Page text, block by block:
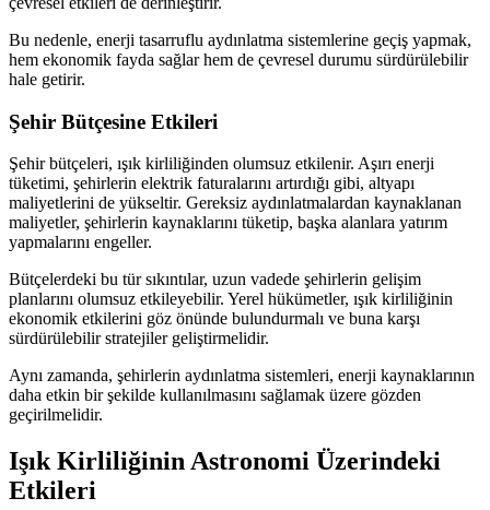
Bu nedenle, enerji tasarruflu aydınlatma sistemlerine geçiş yapmak,
hem ekonomik fayda sağlar hem de çevresel durumu sürdürülebilir
hale getirir.
Şehir Bütçesine Etkileri
Şehir bütçeleri, ışık kirliliğinden olumsuz etkilenir. Aşırı enerji
tüketimi, şehirlerin elektrik faturalarını artırdığı gibi, altyapı
maliyetlerini de yükseltir. Gereksiz aydınlatmalardan kaynaklanan
maliyetler, şehirlerin kaynaklarını tüketip, başka alanlara yatırım
yapmalarını engeller.
Bütçelerdeki bu tür sıkıntılar, uzun vadede şehirlerin gelişim
planlarını olumsuz etkileyebilir. Yerel hükümetler, ışık kirliliğinin
ekonomik etkilerini göz önünde bulundurmalı ve buna karşı
sürdürülebilir stratejiler geliştirmelidir.
Aynı zamanda, şehirlerin aydınlatma sistemleri, enerji kaynaklarının
daha etkin bir şekilde kullanılmasını sağlamak üzere gözden
geçirilmelidir.
Işık Kirliliğinin Astronomi Üzerindeki
Etkileri